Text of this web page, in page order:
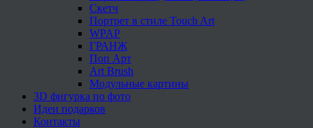
Скетч
Портрет в стиле Touch Art
WPAP
ГРАНЖ
Поп Арт
Art Brush
Модульные картины
3D фигурка по фото
Идеи подарков
Контакты